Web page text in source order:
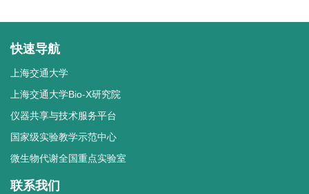
快速导航
上海交通大学
上海交通大学Bio-X研究院
仪器共享与技术服务平台
国家级实验教学示范中心
微生物代谢全国重点实验室
联系我们